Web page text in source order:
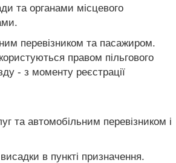
та органами місцевого
перевізником та пасажиром.
правом пільгового
- з моменту реєстрації
та автомобільним перевізником і
в пункті призначення.